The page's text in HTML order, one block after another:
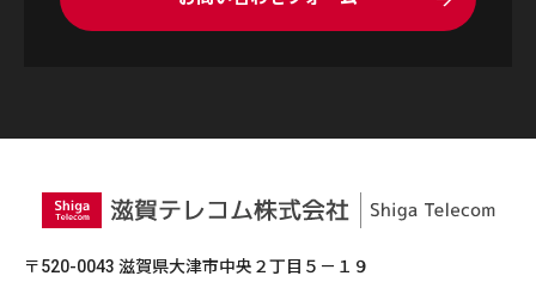
〒520-0043 滋賀県大津市中央２丁目５－１９